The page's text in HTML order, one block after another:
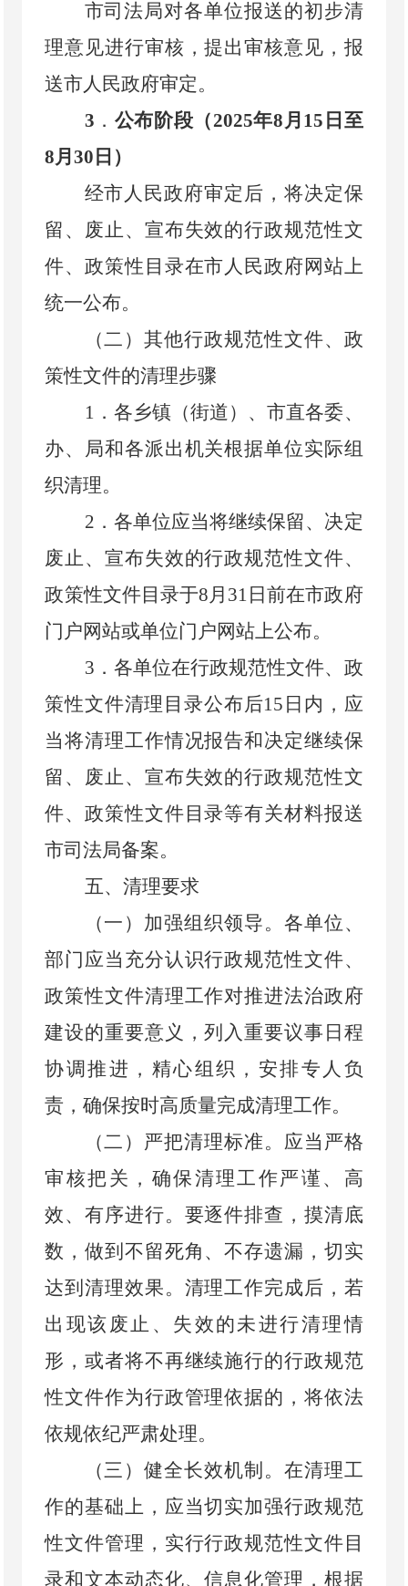
市司法局对各单位报送的初步清
理意见进行审核，提出审核意见，报
送市人民政府审定。
3 ． 公布阶段（2025年8 月 15 日至
8 月30 日）
经市人民政府审定后，将决定保
留、废止、宣布失效的行政规范性文
件、政策性目录在市人民政府网站上
统一公布。
（二）其他行政规范性文件、政
策性文件的清理步骤
1 ． 各乡镇（街道）、市直各委、
办、局和各派出机关根据单位实际组
织清理。
2 ． 各单位应当将继续保留、决定
废止、宣布失效的行政规范性文件、
政策性文件目录于8 月 31 日前在市政府
门户网站或单位门户网站上公布。
3 ． 各单位在行政规范性文件、政
策性文件清理目录公布后15 日内，应
当将清理工作情况报告和决定继续保
留、废止、宣布失效的行政规范性文
件、政策性文件目录等有关材料报送
市司法局备案。
五、清理要求
（一）加强组织领导。 各单位、
部门应当充分认识行政规范性文件、
政策性文件清理工作对推进法治政府
建设的重要意义，列入重要议事日程
协调推进，精心组织，安排专人负
责，确保按时高质量完成清理工作。
（二）严把清理标准。 应当严格
审核把关，确保清理工作严谨、高
效、有序进行。要逐件排查，摸清底
数，做到不留死角、不存遗漏，切实
达到清理效果。清理工作完成后，若
出现该废止、失效的未进行清理情
形，或者将不再继续施行的行政规范
性文件作为行政管理依据的，将依法
依规依纪严肃处理。
（三）健全长效机制。 在清理工
作的基础上，应当切实加强行政规范
性文件管理，实行行政规范性文件目
录和文本动态化、信息化管理，根据